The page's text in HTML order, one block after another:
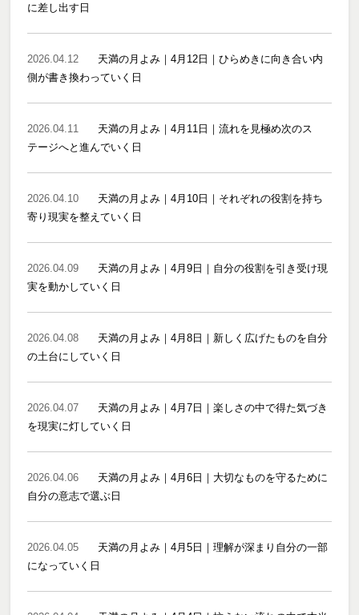
に差し出す日
2026.04.12
天満の月よみ｜4月12日｜ひらめきに向き合い内
側が書き換わっていく日
2026.04.11
天満の月よみ｜4月11日｜流れを見極め次のス
テージへと進んでいく日
2026.04.10
天満の月よみ｜4月10日｜それぞれの役割を持ち
寄り現実を整えていく日
2026.04.09
天満の月よみ｜4月9日｜自分の役割を引き受け現
実を動かしていく日
2026.04.08
天満の月よみ｜4月8日｜新しく広げたものを自分
の土台にしていく日
2026.04.07
天満の月よみ｜4月7日｜楽しさの中で得た気づき
を現実に灯していく日
2026.04.06
天満の月よみ｜4月6日｜大切なものを守るために
自分の意志で選ぶ日
2026.04.05
天満の月よみ｜4月5日｜理解が深まり自分の一部
になっていく日